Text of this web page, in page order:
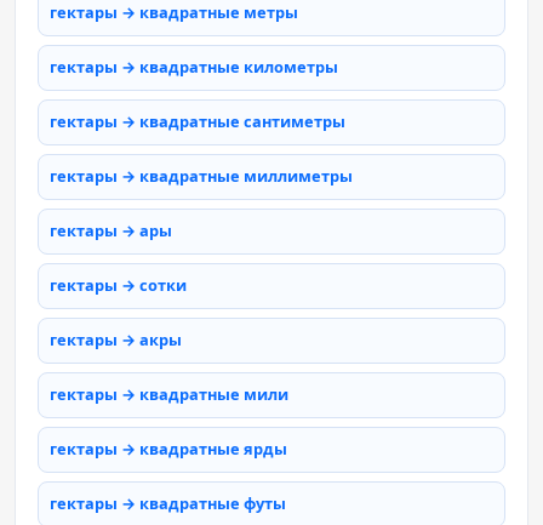
гектары → квадратные метры
гектары → квадратные километры
гектары → квадратные сантиметры
гектары → квадратные миллиметры
гектары → ары
гектары → сотки
гектары → акры
гектары → квадратные мили
гектары → квадратные ярды
гектары → квадратные футы